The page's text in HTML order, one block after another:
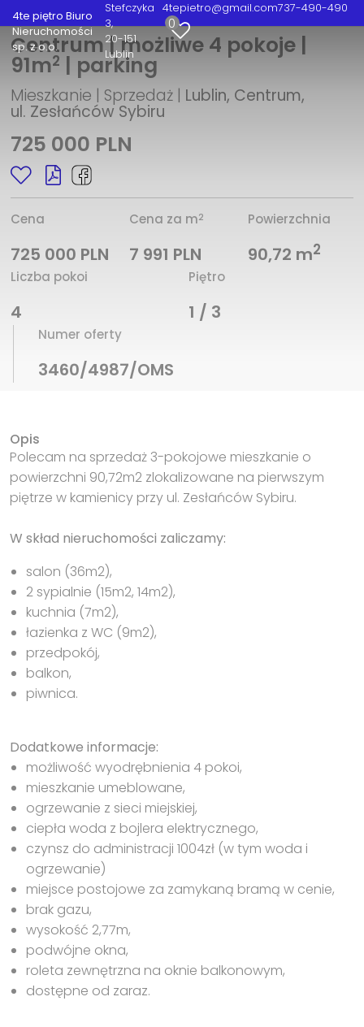
4te piętro Biuro
Nieruchomości
sp. z o.o.
Stefczyka
3
20-151
Lublin
4tepietro@gmail.com737-490-490
0
Centrum | możliwe 4 pokoje |
91m2 | parking
Mieszkanie | Sprzedaż | Lublin, Centrum,
ul. Zesłańców Sybiru
725 000 PLN
Cena
725 000 PLN
Cena za m2
7 991 PLN
Powierzchnia
90,72 m2
Liczba pokoi
4
Piętro
1 / 3
Numer oferty
3460/4987/OMS
Opis
Polecam na sprzedaż 3-pokojowe mieszkanie o
powierzchni 90,72m2 zlokalizowane na pierwszym
piętrze w kamienicy przy ul. Zesłańców Sybiru.
W skład nieruchomości zaliczamy:
salon (36m2),
2 sypialnie (15m2, 14m2),
kuchnia (7m2),
łazienka z WC (9m2),
przedpokój,
balkon,
piwnica.
Dodatkowe informacje:
możliwość wyodrębnienia 4 pokoi,
mieszkanie umeblowane,
ogrzewanie z sieci miejskiej,
ciepła woda z bojlera elektrycznego,
czynsz do administracji 1004zł (w tym woda i
ogrzewanie)
miejsce postojowe za zamykaną bramą w cenie,
brak gazu,
wysokość 2,77m,
podwójne okna,
roleta zewnętrzna na oknie balkonowym,
dostępne od zaraz.